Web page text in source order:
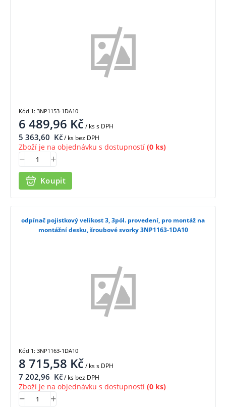
6 489,96 Kč/ kss DPH
5 363,60 Kč/ ks bez DPH
Zboží je na objednávku s dostupností (0 ks)
Koupit
Kód 1: 3NP1153-1DA10
odpínač pojistkový velikost 3, 3pól. provedení, pro montáž na
montážní desku, šroubové svorky 3NP1163-1DA10
8 715,58 Kč/ kss DPH
7 202,96 Kč/ ks bez DPH
Zboží je na objednávku s dostupností (0 ks)
Kód 1: 3NP1163-1DA10